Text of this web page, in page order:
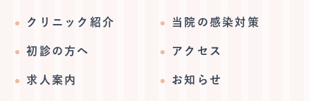
クリニック紹介 当院の感染対策
初診の方へ アクセス
求人案内 お知らせ